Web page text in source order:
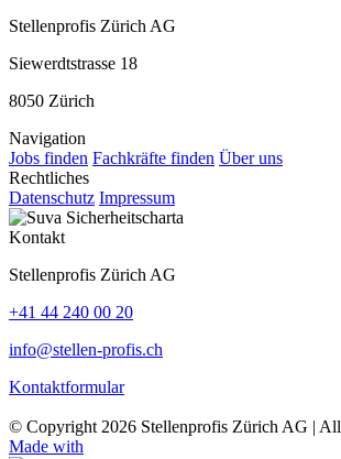
Stellenprofis Zürich AG
Siewerdtstrasse 18
8050 Zürich
Navigation
Jobs finden Fachkräfte finden Über uns
Rechtliches
Datenschutz Impressum
Kontakt
Stellenprofis Zürich AG
+41 44 240 00 20
info@stellen-profis.ch
Kontaktformular
© Copyright 2026 Stellenprofis Zürich AG |
Made with